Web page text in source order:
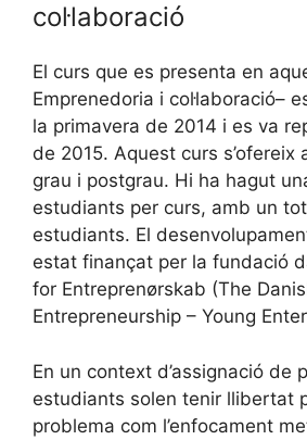
col·laboració
El curs que es presenta en
Emprenedoria i col·laboració­–
la primavera de 2014 i es va
de 2015. Aquest curs s’ofereix
grau i postgrau. Hi ha hagut
estudiants per curs, amb un
estudiants. El
estat finançat per la fundació
for Entreprenørskab (The
Entrepreneurship – Young
En un context d’assignació de
estudiants solen tenir llibertat
problema com l’enfocament